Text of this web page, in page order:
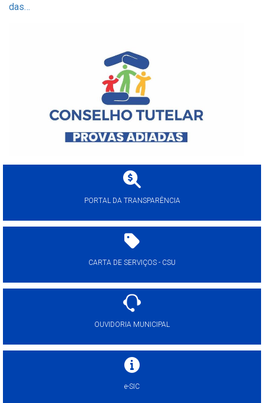
das…
PORTAL DA TRANSPARÊNCIA
CARTA DE SERVIÇOS - CSU
OUVIDORIA MUNICIPAL
e-SIC